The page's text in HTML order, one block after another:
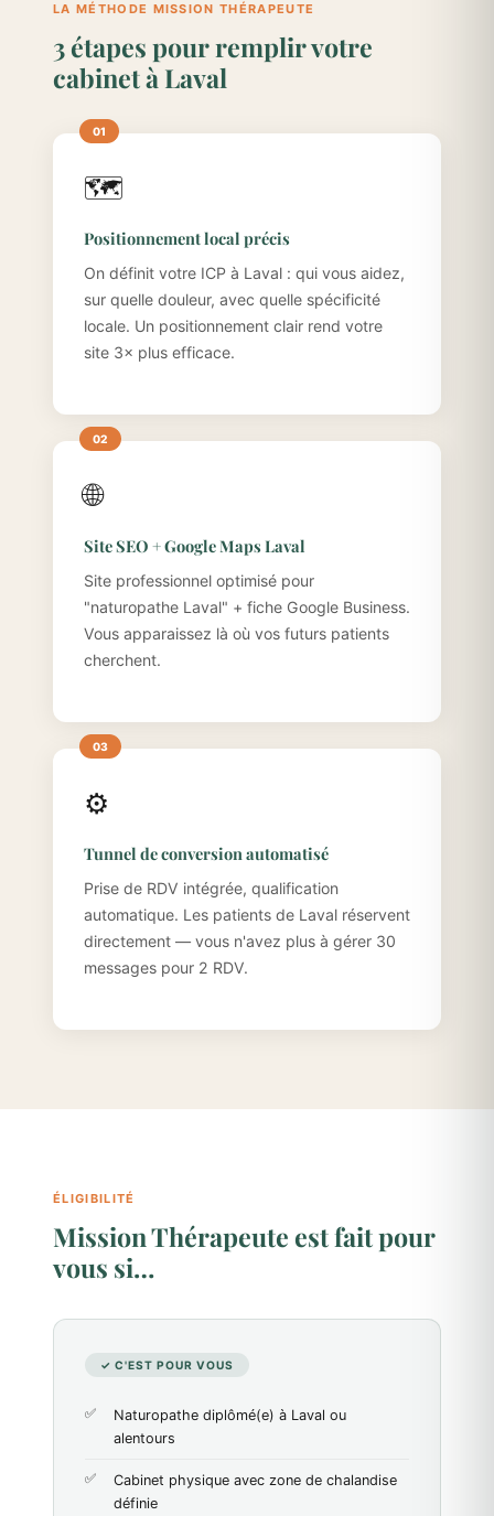
LA MÉTHODE MISSION THÉRAPEUTE
3 étapes pour remplir votre
cabinet à Laval
🗺️
Positionnement local précis
On définit votre ICP à Laval : qui vous aidez,
sur quelle douleur, avec quelle spécificité
locale. Un positionnement clair rend votre
site 3× plus efficace.
🌐
Site SEO + Google Maps Laval
Site professionnel optimisé pour
"naturopathe Laval" + fiche Google Business.
Vous apparaissez là où vos futurs patients
cherchent.
⚙️
Tunnel de conversion automatisé
Prise de RDV intégrée, qualification
automatique. Les patients de Laval réservent
directement — vous n'avez plus à gérer 30
messages pour 2 RDV.
ÉLIGIBILITÉ
Mission Thérapeute est fait pour
vous si…
✓ C'EST POUR VOUS
Naturopathe diplômé(e) à Laval ou
alentours
Cabinet physique avec zone de chalandise
définie